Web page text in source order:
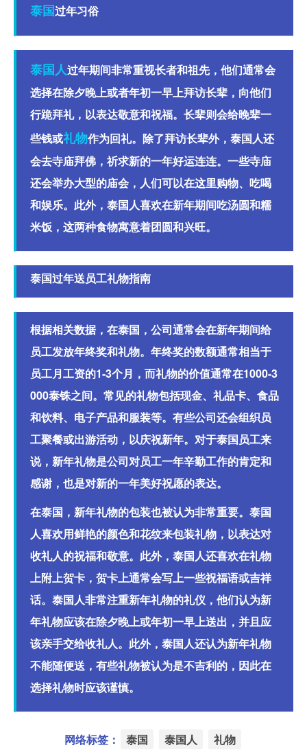
泰国过年习俗
泰国人过年期间非常重视长者和祖先，他们通常会
选择在除夕晚上或者年初一早上拜访长辈，向他们
行跪拜礼，以表达敬意和祝福。长辈则会给晚辈一
些钱或礼物作为回礼。除了拜访长辈外，泰国人还
会去寺庙拜佛，祈求新的一年好运连连。一些寺庙
还会举办大型的庙会，人们可以在这里购物、吃喝
和娱乐。此外，泰国人喜欢在新年期间吃汤圆和糯
米饭，这两种食物寓意着团圆和兴旺。
泰国过年送员工礼物指南
根据相关数据，在泰国，公司通常会在新年期间给
员工发放年终奖和礼物。年终奖的数额通常相当于
员工月工资的1-3个月，而礼物的价值通常在1000-3
000泰铢之间。常见的礼物包括现金、礼品卡、食品
和饮料、电子产品和服装等。有些公司还会组织员
工聚餐或出游活动，以庆祝新年。对于泰国员工来
说，新年礼物是公司对员工一年辛勤工作的肯定和
感谢，也是对新的一年美好祝愿的表达。
在泰国，新年礼物的包装也被认为非常重要。泰国
人喜欢用鲜艳的颜色和花纹来包装礼物，以表达对
收礼人的祝福和敬意。此外，泰国人还喜欢在礼物
上附上贺卡，贺卡上通常会写上一些祝福语或吉祥
话。泰国人非常注重新年礼物的礼仪，他们认为新
年礼物应该在除夕晚上或年初一早上送出，并且应
该亲手交给收礼人。此外，泰国人还认为新年礼物
不能随便送，有些礼物被认为是不吉利的，因此在
选择礼物时应该谨慎。
网络标签： 泰国 泰国人 礼物